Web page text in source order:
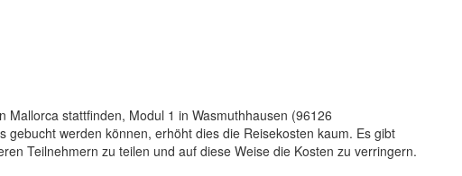
stattfinden, Modul 1 in Wasmuthhausen (96126
gebucht werden können, erhöht dies die Reisekosten kaum. Es gibt
Teilnehmern zu teilen und auf diese Weise die Kosten zu verringern.